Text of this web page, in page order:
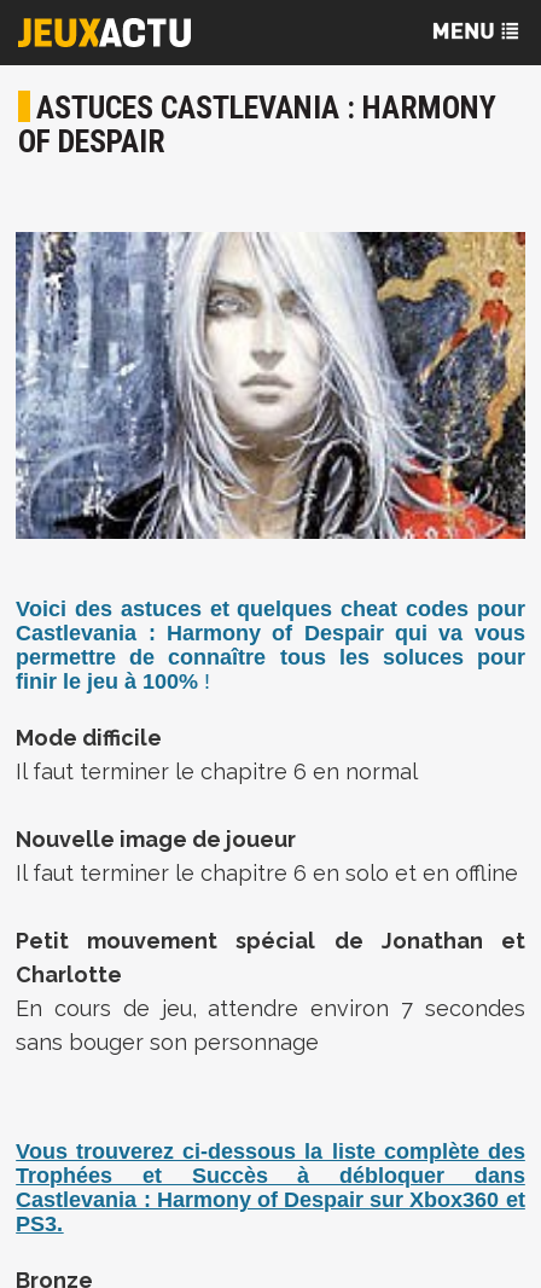
ASTUCES CASTLEVANIA : HARMONY
OF DESPAIR
Voici des astuces et quelques cheat codes pour
Castlevania : Harmony of Despairqui va vous
permettre de connaître tous les soluces pour
finir le jeu à 100% !
Mode difficile
Il faut terminer le chapitre 6 en normal
Nouvelle image de joueur
Il faut terminer le chapitre 6 en solo et en offline
Petit mouvement spécial de Jonathan et
Charlotte
En cours de jeu, attendre environ 7 secondes
sans bouger son personnage
Vous trouverez ci-dessous la liste complète des
Trophées et Succès à débloquer dans
Castlevania : Harmony of Despair sur Xbox360 et
PS3.
Bronze